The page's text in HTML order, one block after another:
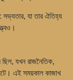
যা তার ঐতিহ্য
যখন রাজনৈতিক,
এই সময়কাল কাজাখ